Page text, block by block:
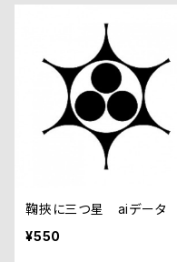
鞠挾に三つ星 aiデータ
¥550